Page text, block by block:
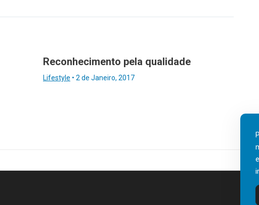
Reconhecimento pela qualidade
Lifestyle • 2 de Janeiro, 2017